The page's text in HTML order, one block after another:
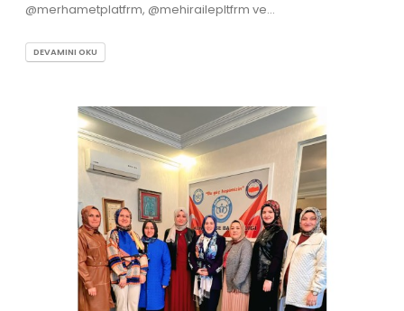
@merhametplatfrm, @mehirailepltfrm ve...
DEVAMINI OKU